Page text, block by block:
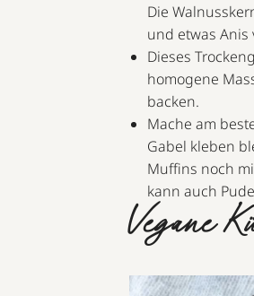
Die
und etwas Anis
Dieses
homogene
backen.
Mache am
Gabel kleben
Muffins noch
kann auch
Vegane